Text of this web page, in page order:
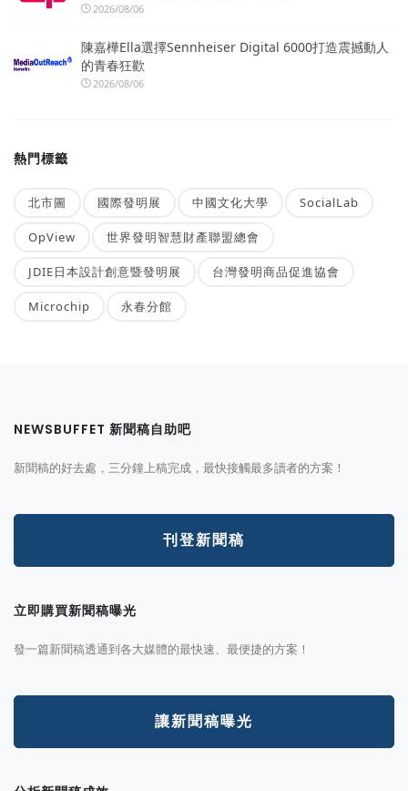
2026/08/06
陳嘉樺Ella選擇Sennheiser Digital 6000打造震撼動人
的青春狂歡
2026/08/06
熱門標籤
北市圖 國際發明展 中國文化大學 SocialLab
OpView 世界發明智慧財產聯盟總會
JDIE日本設計創意暨發明展 台灣發明商品促進協會
Microchip 永春分館
NEWSBUFFET 新聞稿自助吧
新聞稿的好去處，三分鐘上稿完成，最快接觸最多讀者的方案！
刊登新聞稿
立即購買新聞稿曝光
發一篇新聞稿透通到各大媒體的最快速、最便捷的方案！
讓新聞稿曝光